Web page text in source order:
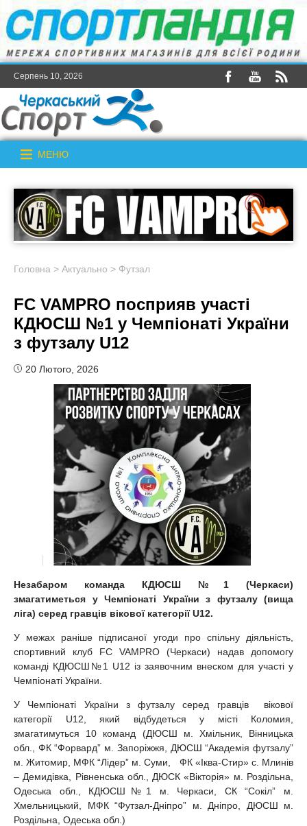
Серпень 10, 2026
МЕНЮ
Головна > Актуально > Футзал
FC VAMPRO посприяв участі
КДЮСШ №1 у Чемпіонаті України
з футзалу U12
20 Лютого, 2026
Незабаром команда КДЮСШ №1 (Черкаси)
змагатиметься у Чемпіонаті України з футзалу (вища
ліга) серед гравців вікової категоріїU12.
У межах раніше підписаної угоди про спільну діяльність,
спортивний клуб FC VAMPRO (Черкаси) надав допомогу
команді КДЮСШ№1 U12 із заявочним внеском для участі у
Чемпіонаті України.
У Чемпіонаті України з футзалу серед гравців вікової
категорії U12, який відбудеться у місті Коломия,
змагатимуться 10 команд (ДЮСШ м. Хмільник, Вінницька
обл., ФК “Форвард” м. Запоріжжя, ДЮСШ “Академія футзалу”
м. Житомир, МФК “Лідер” м. Суми, ФК «Іква-Стир» с. Млинів
– Демидівка, Рівненська обл., ДЮСК «Вікторія» м. Роздільна,
Одеська обл., КДЮСШ№1 м. Черкаси, СК “Сокіл” м.
Хмельницький, МФК “Футзал-Дніпро” м. Дніпро, ДЮСШ м.
Роздільна, Одеська обл.)